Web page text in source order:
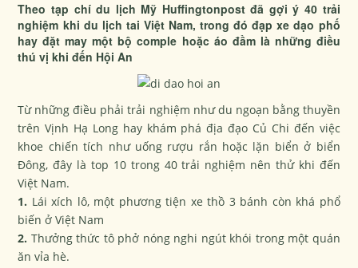
Theo tạp chí du lịch Mỹ Huffingtonpost đã gợi ý 40 trải
nghiệm khi du lịch tai Việt Nam, trong đó đạp xe dạo phố
hay đặt may một bộ comple hoặc áo đầm là những điều
thú vị khi đến Hội An
Từ những điều phải trải nghiệm như du ngoạn bằng thuyền
trên Vịnh Hạ Long hay khám phá địa đạo Củ Chi đến việc
khoe chiến tích như uống rượu rắn hoặc lặn biển ở biển
Đông, đây là top 10 trong 40 trải nghiệm nên thử khi đến
Việt Nam.
1. Lái xích lô, một phương tiện xe thồ 3 bánh còn khá phổ
biến ở Việt Nam
2. Thưởng thức tô phở nóng nghi ngút khói trong một quán
ăn vỉa hè.